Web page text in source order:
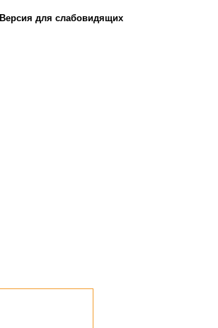
Версия для слабовидящих